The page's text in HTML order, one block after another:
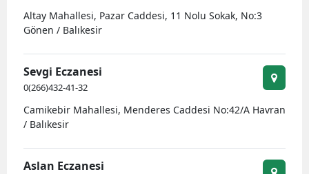
Altay Mahallesi, Pazar Caddesi, 11 Nolu Sokak, No:3
Gönen / Balıkesir
Sevgi Eczanesi
0(266)432-41-32
Camikebir Mahallesi, Menderes Caddesi No:42/A Havran
/ Balıkesir
Aslan Eczanesi